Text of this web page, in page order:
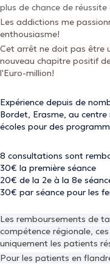
plus de chance de
Les addictions me
enthousiasme!
Cet arrêt ne doit pas être
nouveau chapitre positif
l'Euro-million!
Expérience depuis de
Bordet, Erasme, au centre
écoles pour des
8 consultations sont
30€ la première séance
20€ de la 2e à la 8e
30€ par séance pour les
Les remboursements de
compétence régionale,
uniquement les patients
Pour les patients en